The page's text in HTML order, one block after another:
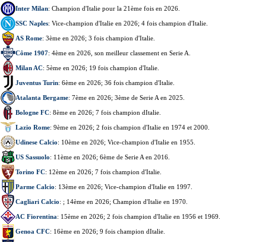
Inter Milan: Champion d'Italie pour la 21ème fois en 2026.
SSC Naples: Vice-champion d'Italie en 2026; 4 fois champion d'Italie.
AS Rome: 3ème en 2026; 3 fois champion d'Italie.
Côme 1907: 4ème en 2026, son meilleur classement en Serie A.
Milan AC: 5ème en 2026; 19 fois champion d'Italie.
Juventus Turin: 6ème en 2026; 36 fois champion d'Italie.
Atalanta Bergame: 7ème en 2026; 3ème de Serie A en 2025.
Bologne FC: 8ème en 2026; 7 fois champion dItalie.
Lazio Rome: 9ème en 2026; 2 fois champion d'Italie en 1974 et 2000.
Udinese Calcio: 10ème en 2026; Vice-champion d'Italie en 1955.
US Sassuolo: 11ème en 2026; 6ème de Serie A en 2016.
Torino FC: 12ème en 2026; 7 fois champion d'Italie.
Parme Calcio: 13ème en 2026; Vice-champion d'Italie en 1997.
Cagliari Calcio: ; 14ème en 2026; Champion d'Italie en 1970.
AC Fiorentina: 15ème en 2026; 2 fois champion d'Italie en 1956 et 1969.
Genoa CFC: 16ème en 2026; 9 fois champion dItalie.